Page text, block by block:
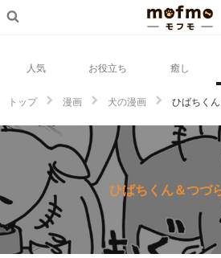
人気 お役立ち 癒し
トップ 漫画 犬の漫画 ひばちく
ひばちくん＆つづ